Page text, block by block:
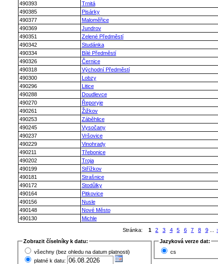
490393
Trnitá
490385
Pisárky
490377
Maloměřice
490369
Jundrov
490351
Zelené Předměstí
490342
Studánka
490334
Bílé Předměstí
490326
Černice
490318
Východní Předměstí
490300
Lobzy
490296
Litice
490288
Doudlevce
490270
Řeporyje
490261
Žižkov
490253
Záběhlice
490245
Vysočany
490237
Vršovice
490229
Vinohrady
490211
Třebonice
490202
Troja
490199
Střížkov
490181
Strašnice
490172
Stodůlky
490164
Pitkovice
490156
Nusle
490148
Nové Město
490130
Michle
Stránka:
1 2 3 4 5 6 7 8 9...
Zobrazit číselníky k datu:
všechny (bez ohledu na datum platnosti)
platné k datu:
Jazyková verze dat:
cs